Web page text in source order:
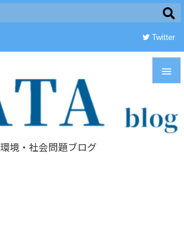
環境・社会問題ブログ

メニュ

Twitter